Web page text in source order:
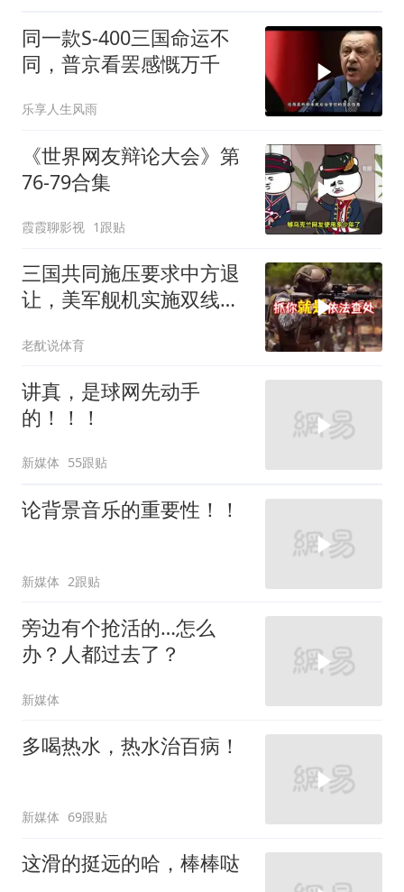
同一款S-400三国命运不
同，普京看罢感慨万千
乐享人生风雨
《世界网友辩论大会》第
76-79合集
霞霞聊影视 1跟贴
三国共同施压要求中方退
让，美军舰机实施双线抵
轰-6K已挂弹
老酖说体育
讲真，是球网先动手
的！！！
新媒体 55跟贴
论背景音乐的重要性！！
新媒体 2跟贴
旁边有个抢活的…怎么
办？人都过去了？
新媒体
多喝热水，热水治百病！
新媒体 69跟贴
这滑的挺远的哈，棒棒哒